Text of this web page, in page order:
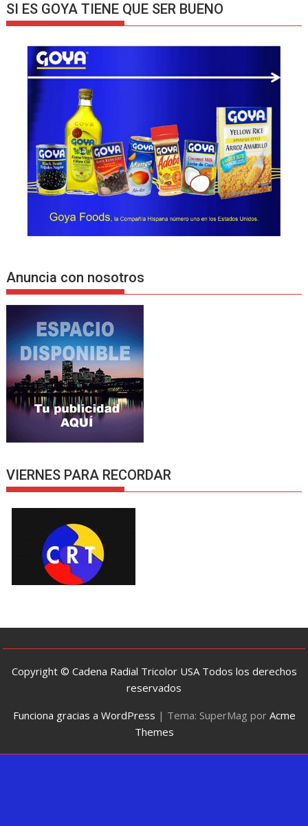
SI ES GOYA TIENE QUE SER BUENO
Anuncia con nosotros
VIERNES PARA RECORDAR
Copyright © Cadena Radial Tricolor USA Todos los derechos
reservados
Funciona gracias a WordPress | Tema: SuperMag por Acme
Themes